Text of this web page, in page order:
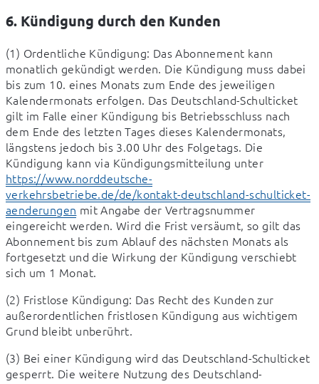
6. Kündigung durch den Kunden
(1) Ordentliche Kündigung: Das Abonnement kann
monatlich gekündigt werden. Die Kündigung muss dabei
bis zum 10. eines Monats zum Ende des jeweiligen
Kalendermonats erfolgen. Das Deutschland-Schulticket
gilt im Falle einer Kündigung bis Betriebsschluss nach
dem Ende des letzten Tages dieses Kalendermonats,
längstens jedoch bis 3.00 Uhr des Folgetags. Die
https://www.norddeutsche-
verkehrsbetriebe.de/de/kontakt-deutschland-schulticket-
aenderungen mit Angabe der Vertragsnummer
eingereicht werden. Wird die Frist versäumt, so gilt das
Abonnement bis zum Ablauf des nächsten Monats als
fortgesetzt und die Wirkung der Kündigung verschiebt
sich um 1 Monat.
(2) Fristlose Kündigung: Das Recht des Kunden zur
außerordentlichen fristlosen Kündigung aus wichtigem
Grund bleibt unberührt.
(3) Bei einer Kündigung wird das Deutschland-Schulticket
gesperrt. Die weitere Nutzung des Deutschland-